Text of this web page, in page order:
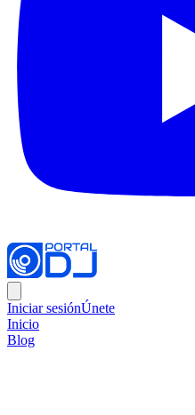
Iniciar sesiónÚnete
Inicio
Blog